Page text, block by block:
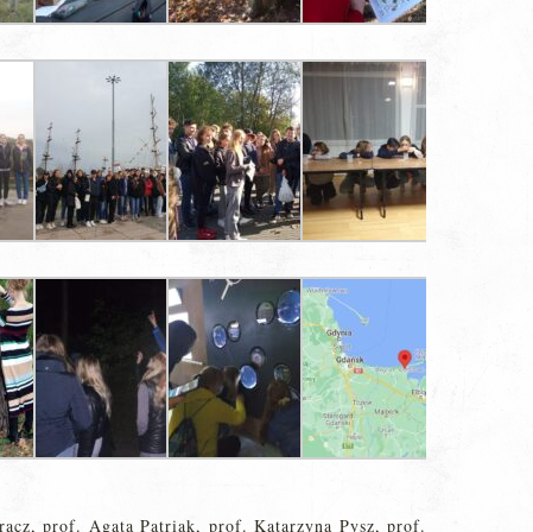
prof. Agata Patriak, prof. Katarzyna Pysz, prof.